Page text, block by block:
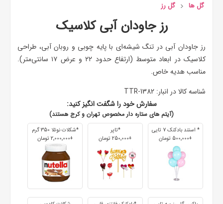
گل ها گل رز
رز جاودان آبی کلاسیک
رز جاودان آبی در تنگ شیشه‌ای با پایه چوبی و روبان آبی، طراحی
کلاسیک در ابعاد متوسط (ارتفاع حدود ۲۲ و عرض ۱۷ سانتی‌متر).
مناسب هدیه خاص.
شناسه کالا در انبار: TTR-1382
سفارش خود را شگفت انگیز کنید:
(آیتم های ستاره دار مخصوص تهران و کرج هستند)
* استند بادکنک 7 تایی
+500٬000 تومان
*تاپر
+250٬000 تومان
*شکلات نوتلا 350 گرم
+2٬000٬000 تومان